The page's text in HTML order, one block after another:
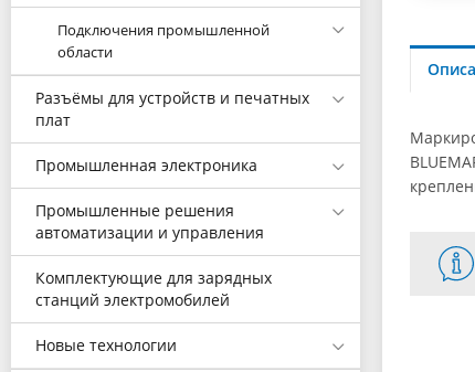
Подключения промышленной
области
Разъёмы для устройств и печатных
плат
Промышленная электроника
Промышленные решения
автоматизации и управления
Комплектующие для зарядных
станций электромобилей
Новые технологии